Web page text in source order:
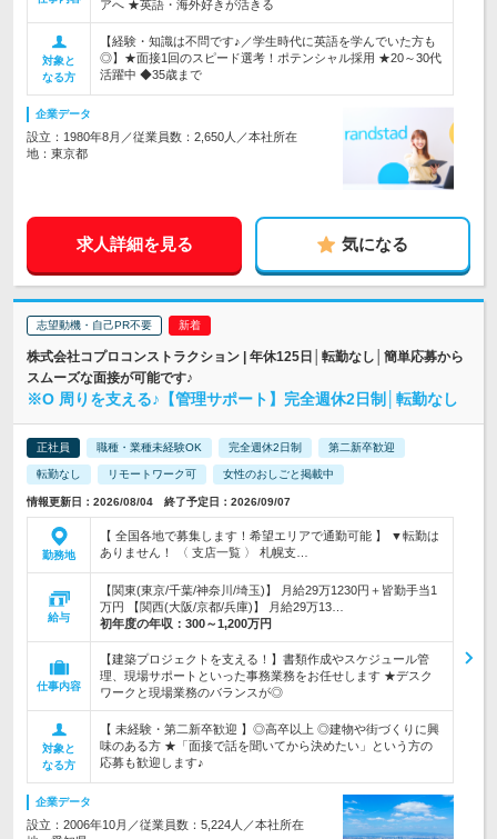
アへ ★英語・海外好きが活きる
対象と
なる方
【経験・知識は不問です♪／学生時代に英語を学んでいた方も
◎】★面接1回のスピード選考！ポテンシャル採用 ★20～30代
活躍中 ◆35歳まで
企業データ
設立：1980年8月／従業員数：2,650人／本社所在
地：東京都
求人詳細を見る 気になる
志望動機・自己PR不要
株式会社コプロコンストラクション | 年休125日│転勤なし│簡単応募から
スムーズな面接が可能です♪
※O 周りを支える♪【管理サポート】完全週休2日制│転勤なし
正社員 職種・業種未経験OK 完全週休2日制 第二新卒歓迎
転勤なし リモートワーク可 女性のおしごと掲載中
情報更新日：2026/08/04 終了予定日：2026/09/07
勤務地
【 全国各地で募集します！希望エリアで通勤可能 】 ▼転勤は
ありません！ 〈 支店一覧 〉 札幌支…
給与
【関東(東京/千葉/神奈川/埼玉)】 月給29万1230円＋皆勤手当1
万円 【関西(大阪/京都/兵庫)】 月給29万13…
初年度の年収： 300～1,200万円
仕事内容
【建築プロジェクトを支える！】書類作成やスケジュール管
理、現場サポートといった事務業務をお任せします ★デスク
ワークと現場業務のバランスが◎
対象と
なる方
【 未経験・第二新卒歓迎 】◎高卒以上 ◎建物や街づくりに興
味のある方 ★「面接で話を聞いてから決めたい」という方の
応募も歓迎します♪
企業データ
設立：2006年10月／従業員数：5,224人／本社所在